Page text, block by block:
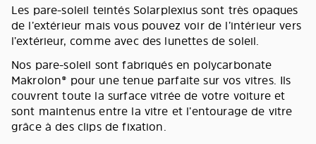
Les pare-soleil teintés Solarplexius sont très opaques
de l’extérieur mais vous pouvez voir de l’intérieur vers
l’extérieur, comme avec des lunettes de soleil.
Nos pare-soleil sont fabriqués en polycarbonate
Makrolon® pour une tenue parfaite sur vos vitres. Ils
couvrent toute la surface vitrée de votre voiture et
sont maintenus entre la vitre et l’entourage de vitre
grâce à des clips de fixation.